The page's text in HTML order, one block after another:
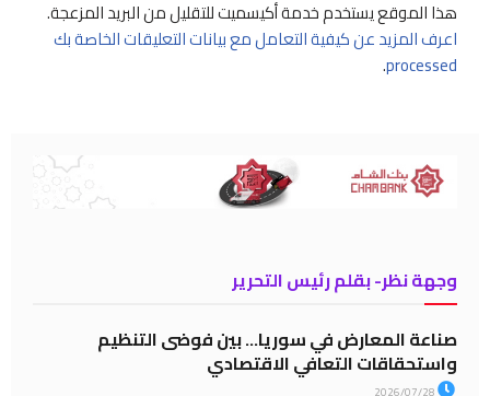
هذا الموقع يستخدم خدمة أكيسميت للتقليل من البريد المزعجة.
اعرف المزيد عن كيفية التعامل مع بيانات التعليقات الخاصة بك
processed
.
وجهة نظر- بقلم رئيس التحرير
صناعة المعارض في سوريا… بين فوضى التنظيم
واستحقاقات التعافي الاقتصادي